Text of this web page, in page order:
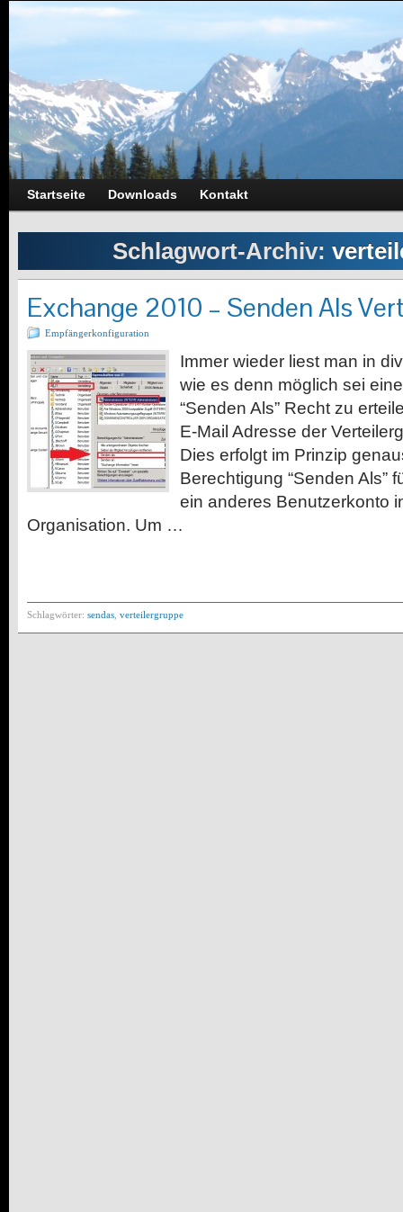
Startseite Downloads Kontakt
Schlagwort-Archiv:
Exchange 2010 – Senden Als
Empfängerkonfiguration
Immer wieder liest man in
wie es denn möglich sei
“Senden Als” Recht zu
E-Mail Adresse der
Dies erfolgt im Prinzip
Berechtigung “Senden Als”
ein anderes Benutzerkonto
Organisation. Um …
Schlagwörter: sendas verteilergruppe